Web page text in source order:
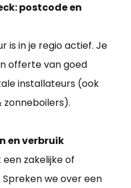
postcode en
is in je regio actief. Je
offerte van goed
installateurs (ook
zonneboilers).
en verbruik
zakelijke of
we over een